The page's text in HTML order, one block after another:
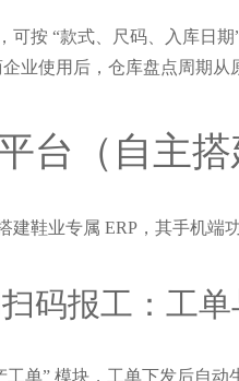
可按 “款式、尺码、入库日
业使用后，仓库盘点周期从
台（自主
建鞋业专属 ERP，其手机端
扫码报工：工
工单” 模块，工单下发后自